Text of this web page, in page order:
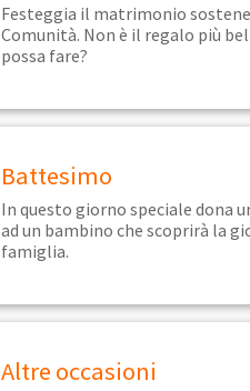
Festeggia il matrimonio
Comunità. Non è il regalo più
possa fare?
Battesimo
In questo giorno speciale dona
ad un bambino che scoprirà la
famiglia.
Altre occasioni